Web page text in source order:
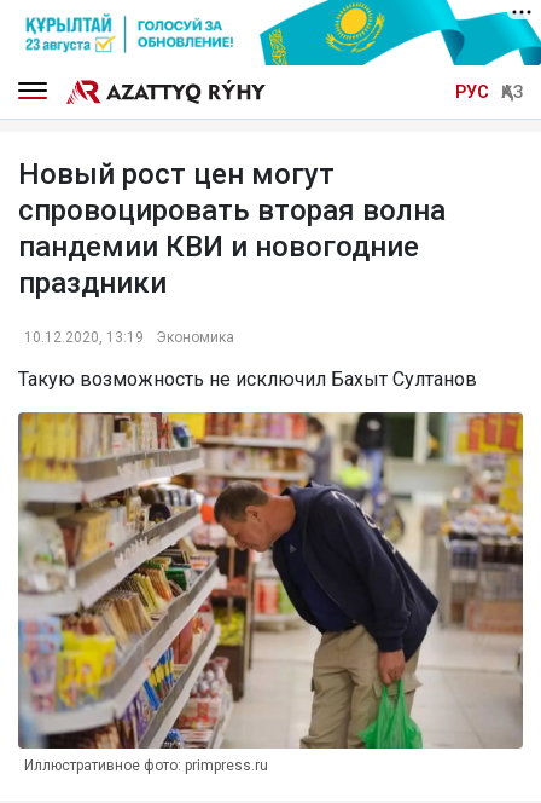
РУС ҚАЗ
Новый рост цен могут
спровоцировать вторая волна
пандемии КВИ и новогодние
праздники
10.12.2020, 13:19 Экономика
Такую возможность не исключил Бахыт Султанов
Иллюстративное фото: primpress.ru